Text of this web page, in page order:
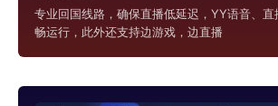
专业回国线路，确保直播低延迟，YY语音、直
畅运行，此外还支持边游戏，边直播